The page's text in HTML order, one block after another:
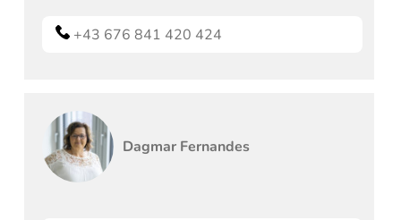
+43 676 841 420 424
Dagmar Fernandes